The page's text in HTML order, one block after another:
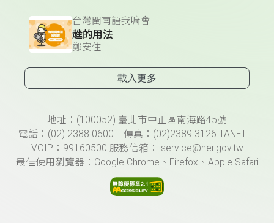
台灣閩南語我嘛會
趖的用法
鄭安住
載入更多
頁尾資訊地址：(100052) 臺北市中正區南海路45號
電話：(02) 2388-0600 傳真：(02)2389-3126 TANET
VOIP：99160500 服務信箱： service@ner.gov.tw
最佳使用瀏覽器：Google Chrome、Firefox、Apple Safari